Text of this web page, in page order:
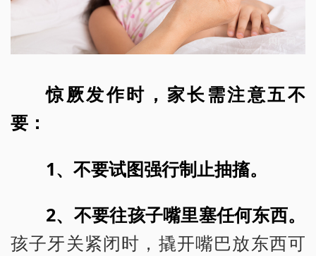
惊厥发作时，家长需注意五不
要：
1、不要试图强行制止抽搐。
2、不要往孩子嘴里塞任何东西。
孩子牙关紧闭时，撬开嘴巴放东西可